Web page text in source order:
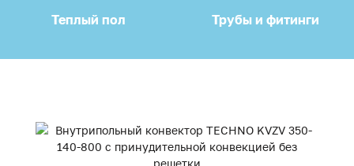
Теплый пол Трубы и фитинги